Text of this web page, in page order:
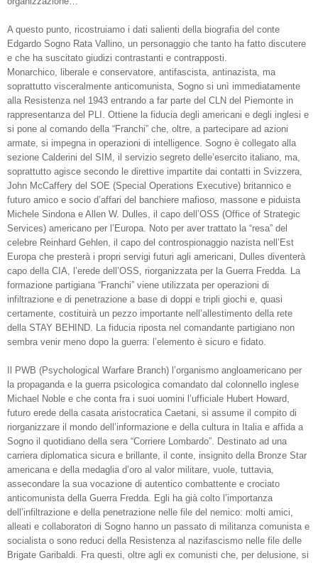
A questo punto, ricostruiamo i dati salienti della biografia del conte
Edgardo Sogno Rata Vallino, un personaggio che tanto ha fatto discutere
e che ha suscitato giudizi contrastanti e contrapposti.
Monarchico, liberale e conservatore, antifascista, antinazista, ma
soprattutto visceralmente anticomunista, Sogno si unì immediatamente
alla Resistenza nel 1943 entrando a far parte del CLN del Piemonte in
rappresentanza del PLI. Ottiene la fiducia degli americani e degli inglesi e
si pone al comando della “Franchi” che, oltre, a partecipare ad azioni
armate, si impegna in operazioni di intelligence. Sogno è collegato alla
sezione Calderini del SIM, il servizio segreto delle’esercito italiano, ma,
soprattutto agisce secondo le direttive impartite dai contatti in Svizzera,
John McCaffery del SOE (Special Operations Executive) britannico e
futuro amico e socio d’affari del banchiere mafioso, massone e piduista
Michele Sindona e Allen W. Dulles, il capo dell’OSS (Office of Strategic
Services) americano per l’Europa. Noto per aver trattato la “resa” del
celebre Reinhard Gehlen, il capo del controspionaggio nazista nell’Est
Europa che presterà i propri servigi futuri agli americani, Dulles diventerà
capo della CIA, l’erede dell’OSS, riorganizzata per la Guerra Fredda. La
formazione partigiana “Franchi” viene utilizzata per operazioni di
infiltrazione e di penetrazione a base di doppi e tripli giochi e, quasi
certamente, costituirà un pezzo importante nell’allestimento della rete
della STAY BEHIND. La fiducia riposta nel comandante partigiano non
sembra venir meno dopo la guerra: l’elemento è sicuro e fidato.
Il PWB (Psychological Warfare Branch) l’organismo angloamericano per
la propaganda e la guerra psicologica comandato dal colonnello inglese
Michael Noble e che conta fra i suoi uomini l’ufficiale Hubert Howard,
futuro erede della casata aristocratica Caetani, si assume il compito di
riorganizzare il mondo dell’informazione e della cultura in Italia e affida a
Sogno il quotidiano della sera “Corriere Lombardo”. Destinato ad una
carriera diplomatica sicura e brillante, il conte, insignito della Bronze Star
americana e della medaglia d’oro al valor militare, vuole, tuttavia,
assecondare la sua vocazione di autentico combattente e crociato
anticomunista della Guerra Fredda. Egli ha già colto l’importanza
dell’infiltrazione e della penetrazione nelle file del nemico: molti amici,
alleati e collaboratori di Sogno hanno un passato di militanza comunista e
socialista o sono reduci della Resistenza al nazifascismo nelle file delle
Brigate Garibaldi. Fra questi, oltre agli ex comunisti che, per delusione, si